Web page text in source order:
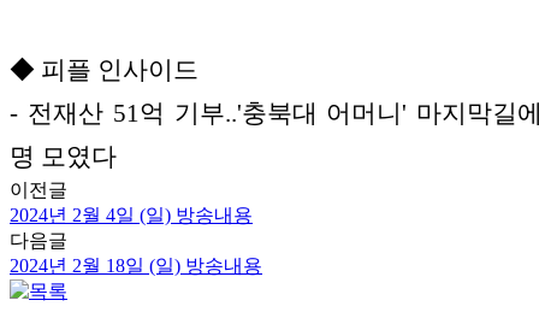
◆ 피플 인사이드
- 전재산 51억 기부..'충북대 어머니' 마지막길
명 모였다
이전글
2024년 2월 4일 (일) 방송내용
다음글
2024년 2월 18일 (일) 방송내용